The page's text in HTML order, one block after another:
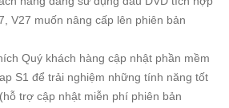
V27 muốn nâng cấp lên phiên bản
Quý khách hàng cập nhật phần mềm
S1 để trải nghiệm những tính năng tốt
trợ cập nhật miễn phí phiên bản